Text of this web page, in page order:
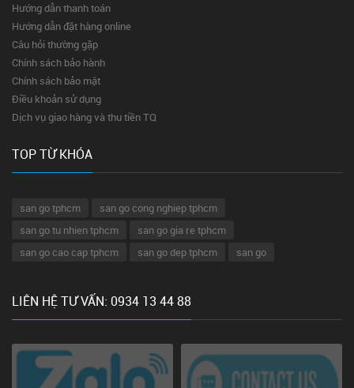
Hướng dẫn thanh toán
Hướng dẫn đặt hàng online
Câu hỏi thường gặp
Chính sách bảo hành
Chính sách bảo mật
Điều khoản sử dụng
Dịch vụ giao hàng và thu tiền TQ
TOP TỪ KHÓA
san go tphcm
san go cong nghiep tphcm
san go tu nhien tphcm
san go gia re tphcm
san go cao cap tphcm
san go dep tphcm san go
LIÊN HỆ TƯ VẤN: 0934 13 44 88